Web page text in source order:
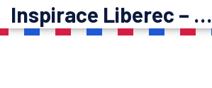
Inspirace Liberec – psychoterapie